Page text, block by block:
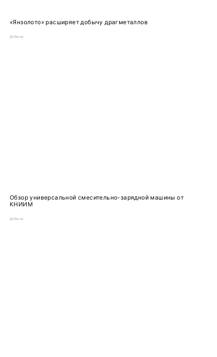
«Янзолото» расширяет добычу драгметаллов
Добыча
Обзор универсальной смесительно-зарядной машины от
КНИИМ
Добыча